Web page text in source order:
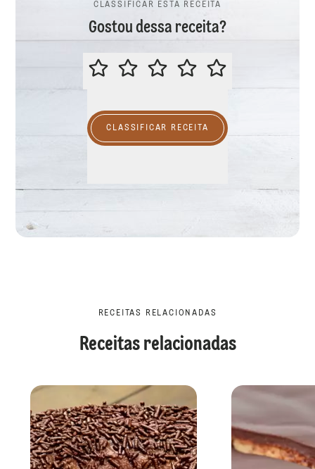
CLASSIFICAR ESTA RECEITA
Gostou dessa receita?
CLASSIFICAR ESTA RECEITA
CLASSIFICAR RECEITA
RECEITAS RELACIONADAS
Receitas relacionadas